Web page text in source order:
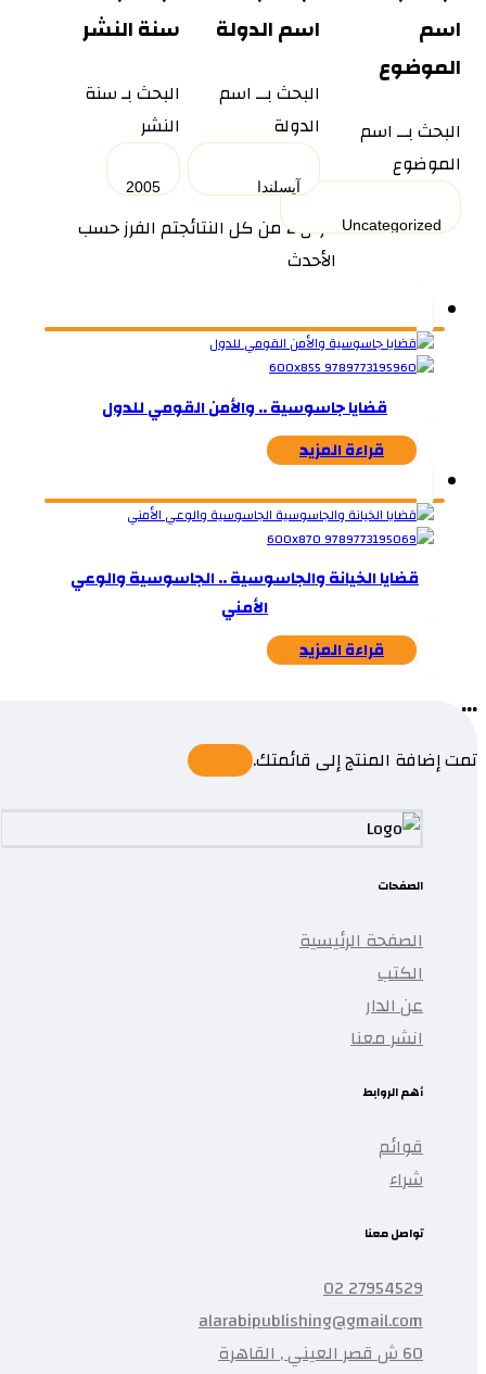
اسم
الموضوع
البحث بــ اسم
الموضوع
اسم الدولة
البحث بــ اسم
الدولة
سنة النشر
البحث بـ سنة
النشر
عرض ⁦2⁩ من كل النتائج
تم الفرز حسب
الأحدث
قضايا جاسوسية .. والأمن القومي للدول
قراءة المزيد
قضايا الخيانة والجاسوسية .. الجاسوسية والوعي
الأمني
قراءة المزيد
...
تمت إضافة المنتج إلى قائمتك.
الصفحات
الصفحة الرئيسية
الكتب
عن الدار
انشر معنا
أهم الروابط
قوائم
شراء
تواصل معنا
27954529 02
alarabipublishing@gmail.com
60 ش قصر العيني , القاهرة